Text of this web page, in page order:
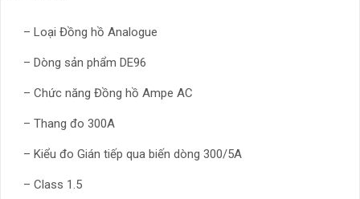
– Loại Đồng hồ Analogue
– Dòng sản phẩm DE96
– Chức năng Đồng hồ Ampe AC
– Thang đo 300A
– Kiểu đo Gián tiếp qua biến dòng 300/5A
– Class 1.5